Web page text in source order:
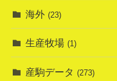
海外 (23)
生産牧場 (1)
産駒データ (273)